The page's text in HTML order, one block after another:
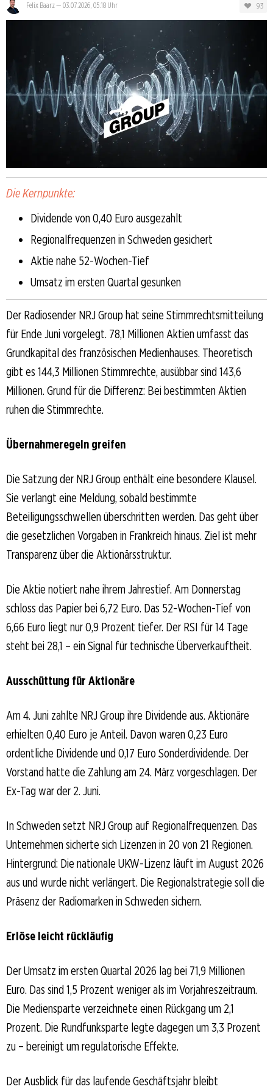
Felix Baarz— 03.07.2026, 05:18 Uhr 93
Die Kernpunkte:
Dividende von 0,40 Euro ausgezahlt
Regionalfrequenzen in Schweden gesichert
Aktie nahe 52-Wochen-Tief
Umsatz im ersten Quartal gesunken
Der Radiosender NRJ Group hat seine Stimmrechtsmitteilung
für Ende Juni vorgelegt. 78,1 Millionen Aktien umfasst das
Grundkapital des französischen Medienhauses. Theoretisch
gibt es 144,3 Millionen Stimmrechte, ausübbar sind 143,6
Millionen. Grund für die Differenz: Bei bestimmten Aktien
ruhen die Stimmrechte.
Übernahmeregeln greifen
Die Satzung der NRJ Group enthält eine besondere Klausel.
Sie verlangt eine Meldung, sobald bestimmte
Beteiligungsschwellen überschritten werden. Das geht über
die gesetzlichen Vorgaben in Frankreich hinaus. Ziel ist mehr
Transparenz über die Aktionärsstruktur.
Die Aktie notiert nahe ihrem Jahrestief. Am Donnerstag
schloss das Papier bei 6,72 Euro. Das 52-Wochen-Tief von
6,66 Euro liegt nur 0,9 Prozent tiefer. Der RSI für 14 Tage
steht bei 28,1 – ein Signal für technische Überverkauftheit.
Ausschüttung für Aktionäre
Am 4. Juni zahlte NRJ Group ihre Dividende aus. Aktionäre
erhielten 0,40 Euro je Anteil. Davon waren 0,23 Euro
ordentliche Dividende und 0,17 Euro Sonderdividende. Der
Vorstand hatte die Zahlung am 24. März vorgeschlagen. Der
Ex-Tag war der 2. Juni.
In Schweden setzt NRJ Group auf Regionalfrequenzen. Das
Unternehmen sicherte sich Lizenzen in 20 von 21 Regionen.
Hintergrund: Die nationale UKW-Lizenz läuft im August 2026
aus und wurde nicht verlängert. Die Regionalstrategie soll die
Präsenz der Radiomarken in Schweden sichern.
Erlöse leicht rückläufig
Der Umsatz im ersten Quartal 2026 lag bei 71,9 Millionen
Euro. Das sind 1,5 Prozent weniger als im Vorjahreszeitraum.
Die Mediensparte verzeichnete einen Rückgang um 2,1
Prozent. Die Rundfunksparte legte dagegen um 3,3 Prozent
zu – bereinigt um regulatorische Effekte.
Der Ausblick für das laufende Geschäftsjahr bleibt